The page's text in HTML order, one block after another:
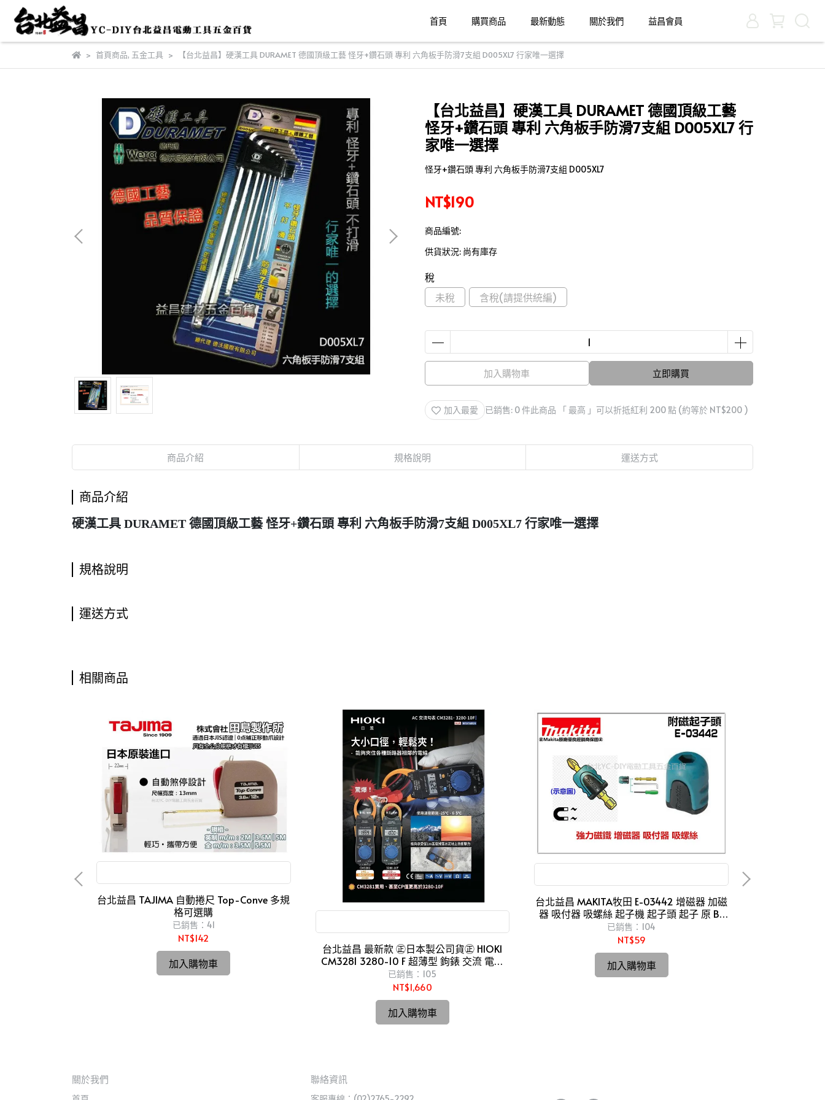
首頁 購買商品 最新動態 關於我們 益昌會員
首頁商品, 五金工具 【台北益昌】硬漢工具 DURAMET 德國頂級工藝 怪牙+鑽石頭 專利 六角板手防滑7支組 D005XL7 行家唯一選擇
【台北益昌】硬漢工具 DURAMET 德國頂級工藝
怪牙+鑽石頭 專利 六角板手防滑7支組 D005XL7 行
家唯一選擇
怪牙+鑽石頭 專利 六角板手防滑7支組 D005XL7
NT$190
商品編號:
供貨狀況: 尚有庫存
稅
未稅
含稅(請提供統編)
加入購物車 立即購買
加入最愛 已銷售: 0 件此商品 「 最高 」可以折抵紅利 200 點 (約等於 NT$200 )
商品介紹 規格說明 運送方式
商品介紹
硬漢工具 DURAMET 德國頂級工藝 怪牙+鑽石頭 專利 六角板手防滑7支組 D005XL7 行家唯一選擇
規格說明
運送方式
相關商品
台北益昌 TAJIMA 自動捲尺 Top-Conve 多規
格可選購
已銷售：41
NT$142
加入購物車
台北益昌 最新款 ㊣日本製公司貨㊣ HIOKI
CM3281 3280-10 F 超薄型 鉤錶 交流 電表
電錶
已銷售：105
NT$1,660
加入購物車
台北益昌 MAKITA牧田 E-03442 增磁器 加磁
器 吸付器 吸螺絲 起子機 起子頭 起子 原 B-
42422
已銷售：104
NT$59
加入購物車
關於我們 聯絡資訊